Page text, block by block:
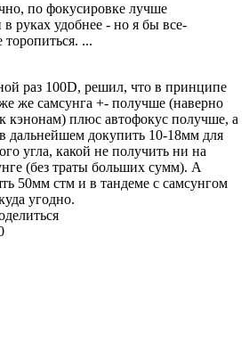
по фокусировке лучше
в руках удобнее - но я бы все-
торопиться. ...
раз 100D, решил, что в принципе
же самсунга +- получше (наверно
кэнонам) плюс автофокус получше, а
дальнейшем докупить 10-18мм для
угла, какой не получить ни на
(без траты больших сумм). А
50мм стм и в тандеме с самсунгом
угодно.